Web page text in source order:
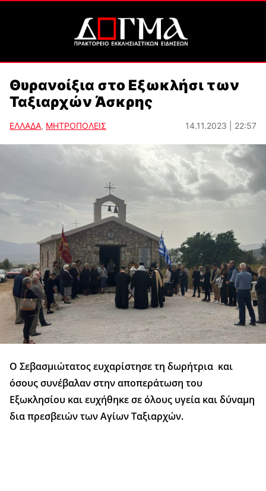
Θυρανοίξια στο Εξωκλήσι των
Ταξιαρχών Άσκρης
ΕΛΛΑΔΑ, ΜΗΤΡΟΠΟΛΕΙΣ 14.11.2023 | 22:57
Ο Σεβασμιώτατος ευχαρίστησε τη δωρήτρια και
όσους συνέβαλαν στην αποπεράτωση του
Εξωκλησίου και ευχήθηκε σε όλους υγεία και δύναμη
δια πρεσβειών των Αγίων Ταξιαρχών.